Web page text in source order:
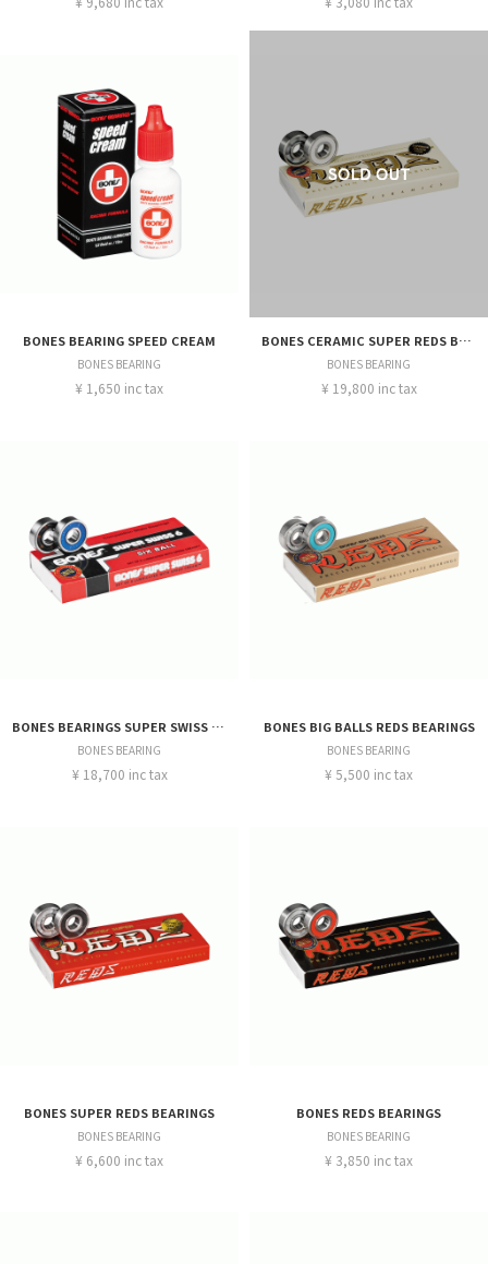
BONES BEARING SPEED CREAM
BONES BEARING
¥ 1,650 inc tax
BONES CERAMIC SUPER REDS BEARINGS
BONES BEARING
¥ 19,800 inc tax
BONES BEARINGS SUPER SWISS 6 BALLS
BONES BEARING
¥ 18,700 inc tax
BONES BIG BALLS REDS BEARINGS
BONES BEARING
¥ 5,500 inc tax
BONES SUPER REDS BEARINGS
BONES BEARING
¥ 6,600 inc tax
BONES REDS BEARINGS
BONES BEARING
¥ 3,850 inc tax